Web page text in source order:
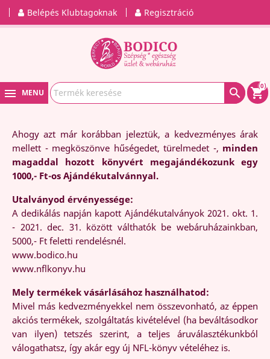
Belépés Klubtagoknak Regisztráció
MENU  shopping_cart
(0)
Ahogy azt már korábban jeleztük, a kedvezményes árak
mellett - megköszönve hűségedet, türelmedet -, minden
magaddal hozott könyvért megajándékozunk egy
1000,- Ft-os Ajándékutalvánnyal.
Utalványod érvényessége:
A dedikálás napján kapott Ajándékutalványok 2021. okt. 1.
- 2021. dec. 31. között válthatók be webáruházainkban,
5000,- Ft feletti rendelésnél.
www.bodico.hu
www.nflkonyv.hu
Mely termékek vásárlásához használhatod:
Mivel más kedvezményekkel nem összevonható, az éppen
akciós termékek, szolgáltatás kivételével (ha beváltásodkor
van ilyen) tetszés szerint, a teljes áruválasztékunkból
válogathatsz, így akár egy új NFL-könyv vételéhez is.